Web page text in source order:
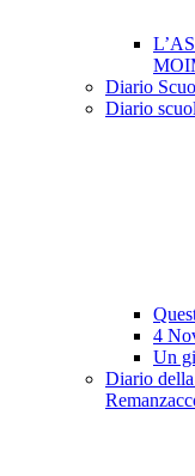
Diario
Diario
4
Un
Diario